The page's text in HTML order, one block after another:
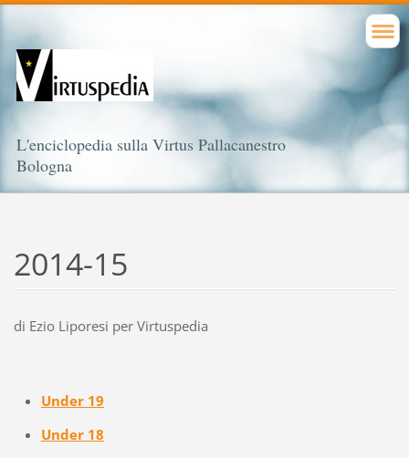
L'enciclopedia sulla Virtus Pallacanestro
Bologna
2014-15
di Ezio Liporesi per Virtuspedia
Under 19
Under 18